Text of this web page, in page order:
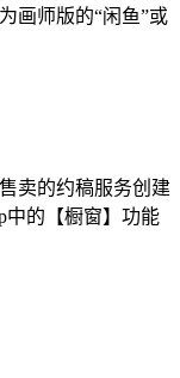
画师版的“闲鱼”或
卖的约稿服务创建
中的【橱窗】功能